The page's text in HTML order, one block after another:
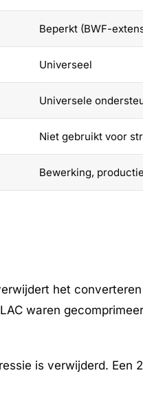
Beperkt (BWF-
Universeel
Universele
Niet gebruikt voor
Bewerking,
het
waren
is verwijderd. Een